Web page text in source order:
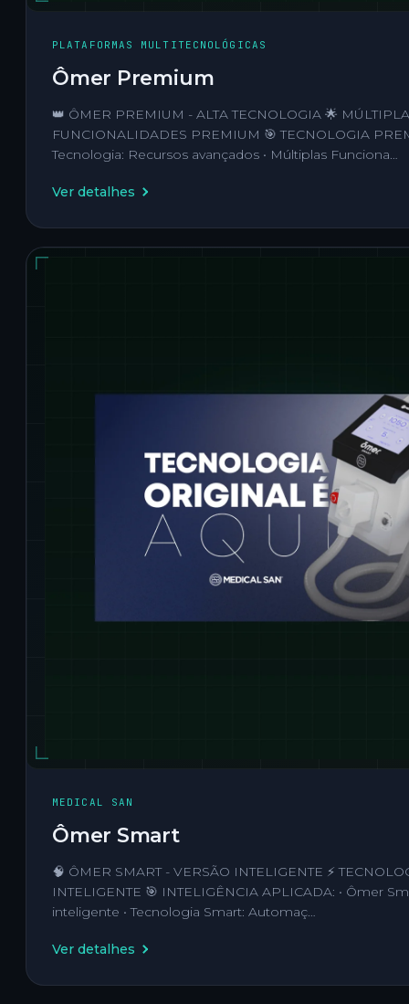
PLATAFORMAS MULTITECNOLÓGICAS
Ômer Premium
👑 ÔMER PREMIUM - ALTA TECNOLOGIA 🌟
FUNCIONALIDADES PREMIUM 🎯 TECNOLOGIA
Tecnologia: Recursos avançados • Múltiplas Funciona…
Ver detalhes
MEDICAL SAN
Ômer Smart
🧠 ÔMER SMART - VERSÃO INTELIGENTE ⚡
INTELIGENTE 🎯 INTELIGÊNCIA APLICADA: • Ômer
inteligente • Tecnologia Smart: Automaç…
Ver detalhes